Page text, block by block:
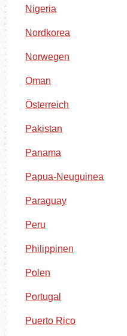
Nigeria
Nordkorea
Norwegen
Oman
Österreich
Pakistan
Panama
Papua-Neuguinea
Paraguay
Peru
Philippinen
Polen
Portugal
Puerto Rico